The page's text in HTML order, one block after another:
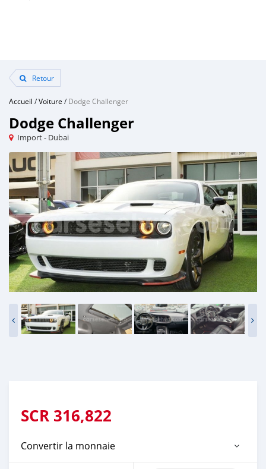
Retour
Accueil /Voiture /Dodge Challenger
Dodge Challenger
Import - Dubai
SCR 316,822
Convertir la monnaie